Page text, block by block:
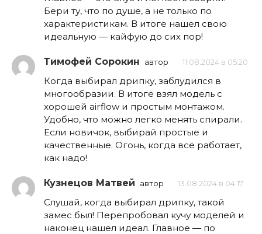
Бери ту, что по душе, а не только по
характеристикам. В итоге нашел свою
идеальную — кайфую до сих пор!
Тимофей Сорокин автор 11.08.2024 в 05:20
Когда выбирал дрипку, заблудился в
многообразии. В итоге взял модель с
хорошей airflow и простым монтажом.
Удобно, что можно легко менять спирали.
Если новичок, выбирай простые и
качественные. Огонь, когда всё работает,
как надо!
Кузнецов Матвей автор 13.08.2024 в 04:17
Слушай, когда выбирал дрипку, такой
замес был! Перепробовал кучу моделей и
наконец нашел идеал. Главное — по